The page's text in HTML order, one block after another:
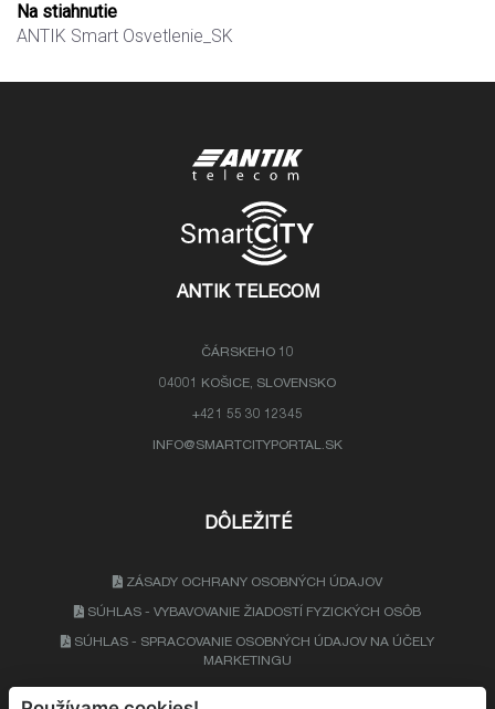
Na stiahnutie
ANTIK Smart Osvetlenie_SK
ANTIK TELECOM
ČÁRSKEHO 10
04001 KOŠICE, SLOVENSKO
+421 55 30 12345
INFO@SMARTCITYPORTAL.SK
DÔLEŽITÉ
ZÁSADY OCHRANY OSOBNÝCH ÚDAJOV
SÚHLAS - VYBAVOVANIE ŽIADOSTÍ FYZICKÝCH OSÔB
SÚHLAS - SPRACOVANIE OSOBNÝCH ÚDAJOV NA ÚČELY
MARKETINGU